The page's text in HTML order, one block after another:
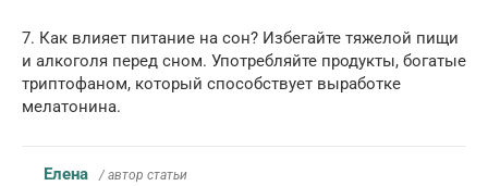
7. Как влияет питание на сон? Избегайте тяжелой пищи
и алкоголя перед сном. Употребляйте продукты, богатые
триптофаном, который способствует выработке
мелатонина.
Елена / автор статьи